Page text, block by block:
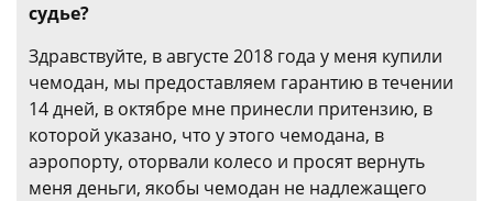
судье?
Здравствуйте, в августе 2018 года у меня купили
чемодан, мы предоставляем гарантию в течении
14 дней, в октябре мне принесли притензию, в
которой указано, что у этого чемодана, в
аэропорту, оторвали колесо и просят вернуть
меня деньги, якобы чемодан не надлежащего